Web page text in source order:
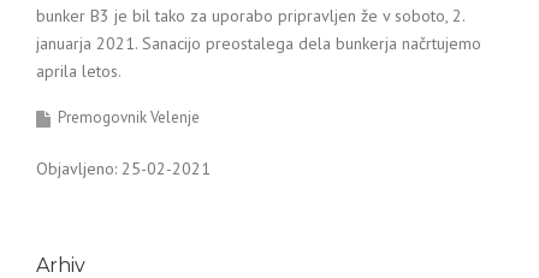
bunker B3 je bil tako za uporabo pripravljen že v soboto, 2.
januarja 2021. Sanacijo preostalega dela bunkerja načrtujemo
aprila letos.
Premogovnik Velenje
Objavljeno: 25-02-2021
Arhiv